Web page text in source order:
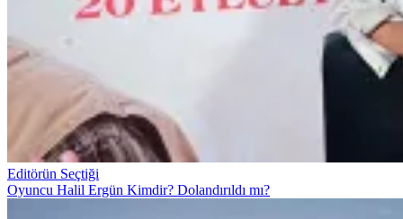
Editörün Seçtiği
Oyuncu Halil Ergün Kimdir? Dolandırıldı mı?